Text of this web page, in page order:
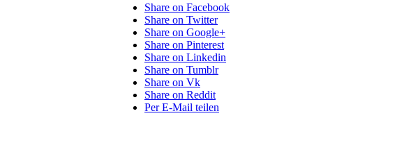
Share on Facebook
Share on Twitter
Share on Google+
Share on Pinterest
Share on Linkedin
Share on Tumblr
Share on Vk
Share on Reddit
Per E-Mail teilen